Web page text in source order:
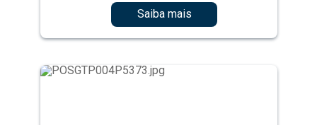
Saiba mais